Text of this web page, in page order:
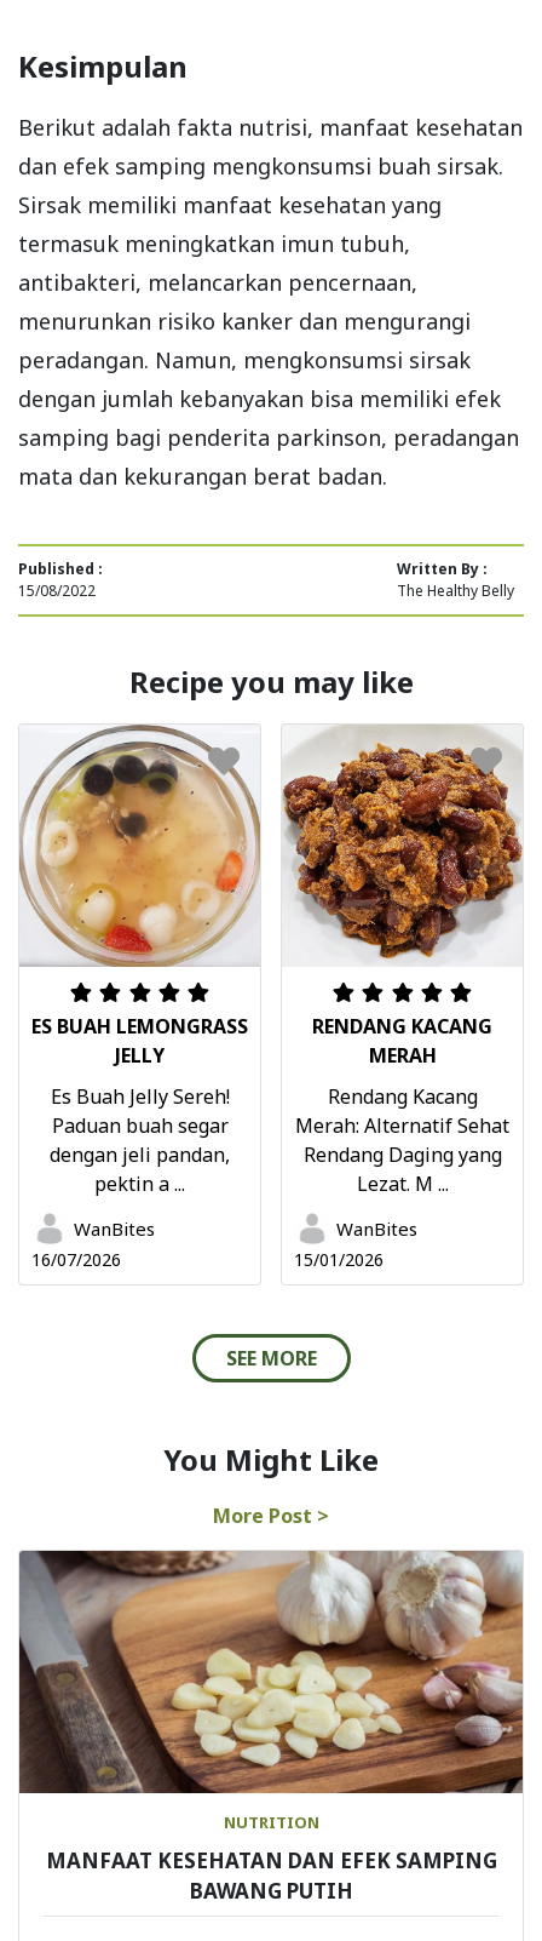
Kesimpulan
Berikut adalah fakta nutrisi, manfaat kesehatan
dan efek samping mengkonsumsi buah sirsak.
Sirsak memiliki manfaat kesehatan yang
termasuk meningkatkan imun tubuh,
antibakteri, melancarkan pencernaan,
menurunkan risiko kanker dan mengurangi
peradangan. Namun, mengkonsumsi sirsak
dengan jumlah kebanyakan bisa memiliki efek
samping bagi penderita parkinson, peradangan
mata dan kekurangan berat badan.
Published :
15/08/2022
Written By :
The Healthy Belly
Recipe you may like
ES BUAH LEMONGRASS
JELLY
Es Buah Jelly Sereh!
Paduan buah segar
dengan jeli pandan,
pektin a ...
WanBites
16/07/2026
RENDANG KACANG
MERAH
Rendang Kacang
Merah: Alternatif Sehat
Rendang Daging yang
Lezat. M ...
WanBites
15/01/2026
SEE MORE
You Might Like
More Post >
NUTRITION
MANFAAT KESEHATAN DAN EFEK SAMPING
BAWANG PUTIH